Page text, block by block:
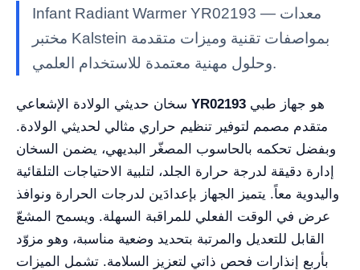
Infant Radiant Warmer YR02193 — معدات
مختبر Kalstein بمواصفات تقنية وميزات متقدمة
وحلول مهنية معتمدة للاستخدام العلمي.
YR02193
متقدم مصمم لتوفير تنظيم حراري مثالي لحديثي الولادة.
وبفضل تحكمه بالحاسوب المصغّر البديهي، يضمن السخان
إدارة دقيقة لدرجة حرارة الجلد، لتلبية الاحتياجات التلقائية
واليدوية معاً. يتميز الجهاز بإعدادَين لدرجات الحرارة ونوافذ
عرض في الوقت الفعلي للمراقبة السهلة. ويسمح المشعّ
القابل للتعديل والمرتبة بتحديد وضعية مناسبة، وهو مزوّد
بأربع إنذارات فحص ذاتي لتعزيز السلامة. تشمل الميزات